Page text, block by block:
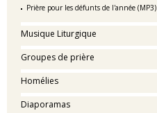
Prière pour les défunts de l'année (MP3)
Musique Liturgique
Groupes de prière
Homélies
Diaporamas